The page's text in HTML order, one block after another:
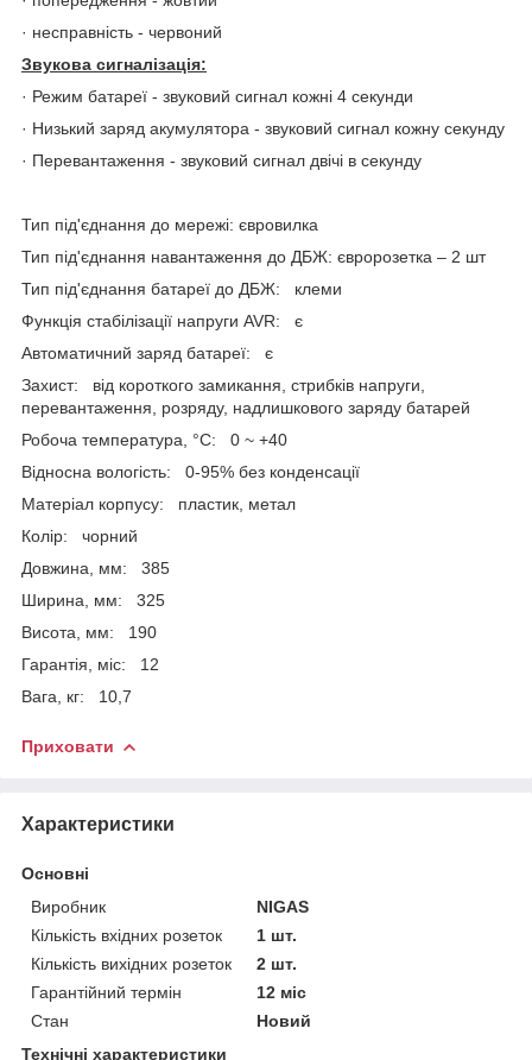
· несправність - червоний
Звукова сигналізація:
· Режим батареї - звуковий сигнал кожні 4 секунди
· Низький заряд акумулятора - звуковий сигнал кожну секунду
· Перевантаження - звуковий сигнал двічі в секунду
Тип під'єднання до мережі: євровилка
Тип під'єднання навантаження до ДБЖ: євророзетка – 2 шт
Тип під'єднання батареї до ДБЖ: клеми
Функція стабілізації напруги AVR: є
Автоматичний заряд батареї: є
Захист: від короткого замикання, стрибків напруги,
перевантаження, розряду, надлишкового заряду батарей
Робоча температура, °C: 0 ~ +40
Відносна вологість: 0-95% без конденсації
Матеріал корпусу: пластик, метал
Колір: чорний
Довжина, мм: 385
Ширина, мм: 325
Висота, мм: 190
Гарантія, міс: 12
Вага, кг: 10,7
Приховати
Характеристики
Основні
Виробник
NIGAS
Кількість вхідних розеток
1 шт.
Кількість вихідних розеток
2 шт.
Гарантійний термін
12 міс
Стан
Новий
Технічні характеристики